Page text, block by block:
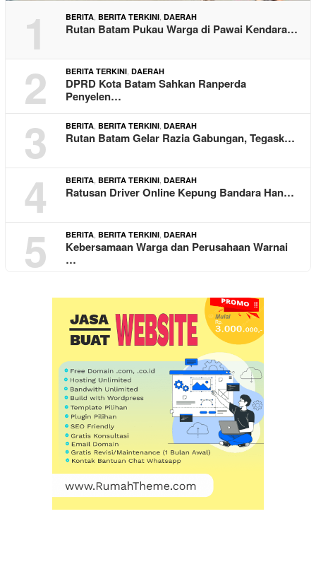
1 BERITA BERITA TERKINI DAERAH
Rutan Batam Pukau Warga di Pawai Kendara…
2 BERITA TERKINI DAERAH
DPRD Kota Batam Sahkan Ranperda
Penyelen…
3 BERITA BERITA TERKINI DAERAH
Rutan Batam Gelar Razia Gabungan, Tegask…
4 BERITA BERITA TERKINI DAERAH
Ratusan Driver Online Kepung Bandara Han…
5 BERITA BERITA TERKINI DAERAH
Kebersamaan Warga dan Perusahaan Warnai
…